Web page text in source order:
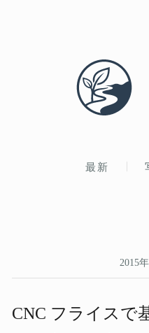
最新
2015
CNC フライスで​